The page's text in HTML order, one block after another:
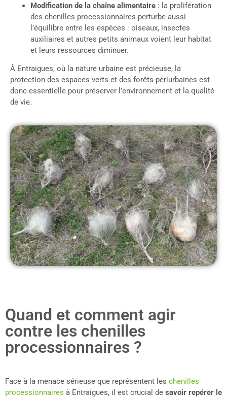
Modification de la chaîne alimentaire : la prolifération
des chenilles processionnaires perturbe aussi
l’équilibre entre les espèces : oiseaux, insectes
auxiliaires et autres petits animaux voient leur habitat
et leurs ressources diminuer.
À Entraigues, où la nature urbaine est précieuse, la
protection des espaces verts et des forêts périurbaines est
donc essentielle pour préserver l’environnement et la qualité
de vie.
Quand et comment agir
contre les chenilles
processionnaires ?
Face à la menace sérieuse que représentent les chenilles
processionnaires à Entraigues, il est crucial de savoir repérer le